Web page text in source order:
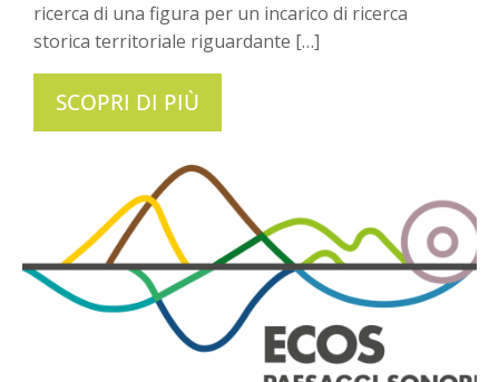
ricerca di una figura per un incarico di ricerca
storica territoriale riguardante […]
SCOPRI DI PIÙ